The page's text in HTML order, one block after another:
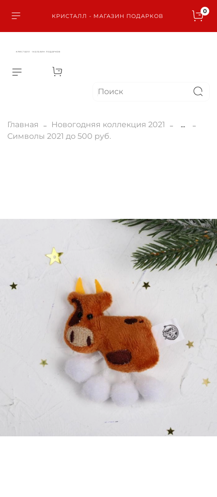
КРИСТАЛЛ - МАГАЗИН ПОДАРКОВ
0
КРИСТАЛЛ - МАГАЗИН ПОДАРКОВ
Главная Новогодняя коллекция 2021
...
Символы 2021 до 500 руб.